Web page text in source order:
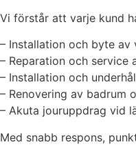
Vi förstår att varje kund
– Installation och byte av
– Reparation och service
– Installation och
– Renovering av badrum
– Akuta jouruppdrag vid
Med snabb respons,